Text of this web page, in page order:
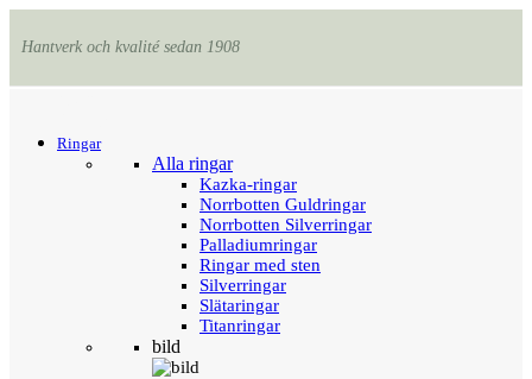
Hantverk och kvalité sedan 1908
Ringar
Alla ringar
Kazka-ringar
Norrbotten Guldringar
Norrbotten Silverringar
Palladiumringar
Ringar med sten
Silverringar
Slätaringar
Titanringar
bild